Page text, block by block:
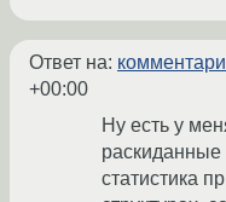
Ответ на:
+00:00
Ну есть у
раскиданные
статистика